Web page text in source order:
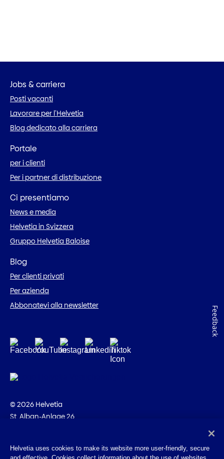
Jobs & carriera
Posti vacanti
Lavorare per l’Helvetia
Blog dedicato alla carriera
Portale
per i clienti
Per i partner di distribuzione
Ci presentiamo
News e media
Helvetia in Svizzera
Gruppo Helvetia Baloise
Blog
Per clienti privati
Per azienda
Abbonatevi alla newsletter
© 2026 Helvetia
St. Alban-Anlage 26
Helvetia uses cookies to make its website more user-friendly, secure
Feedback